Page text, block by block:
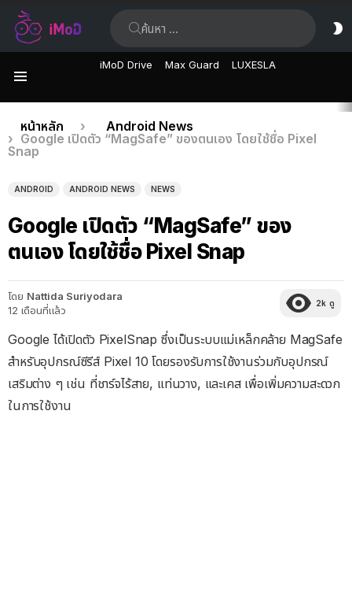
iMoD Drive Max Guard LUXESLA
เรื่อง
ล่าสุด
คุณอยู่ที่นี่:
หน้าหลัก
Android News
Google เปิดตัว “MagSafe” ของตนเอง โดยใช้ชื่อ Pixel
Snap
ANDROID ANDROID NEWS NEWS
Google เปิดตัว “MagSafe” ของ
ตนเอง โดยใช้ชื่อ Pixel Snap
โดย Nattida Suriyodara
12 เดือนที่แล้ว
2k ดู
Google ได้เปิดตัว PixelSnap ซึ่งเป็นระบบแม่เหล็กคล้าย MagSafe
สำหรับอุปกรณ์ซีรีส์ Pixel 10 โดยรองรับการใช้งานร่วมกับอุปกรณ์
เสริมต่าง ๆ เช่น ที่ชาร์จไร้สาย, แท่นวาง, และเคส เพื่อเพิ่มความสะดวก
ในการใช้งาน